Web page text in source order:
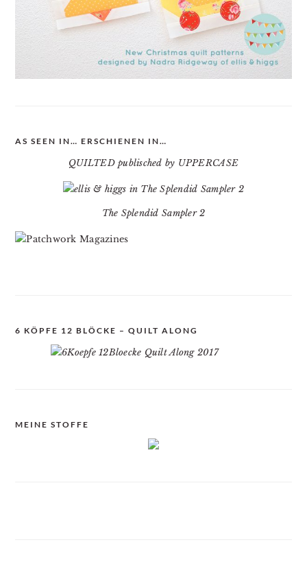
AS SEEN IN… ERSCHIENEN IN…
QUILTED publisched by UPPERCASE
The Splendid Sampler 2
6 KÖPFE 12 BLÖCKE – QUILT ALONG
MEINE STOFFE